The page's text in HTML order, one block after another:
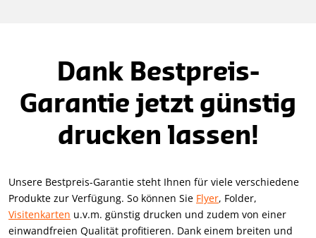
Dank Bestpreis-
Garantie jetzt günstig
drucken lassen!
Unsere Bestpreis-Garantie steht Ihnen für viele verschiedene
Produkte zur Verfügung. So können Sie Flyer, Folder,
Visitenkarten u.v.m. günstig drucken und zudem von einer
einwandfreien Qualität profitieren. Dank einem breiten und